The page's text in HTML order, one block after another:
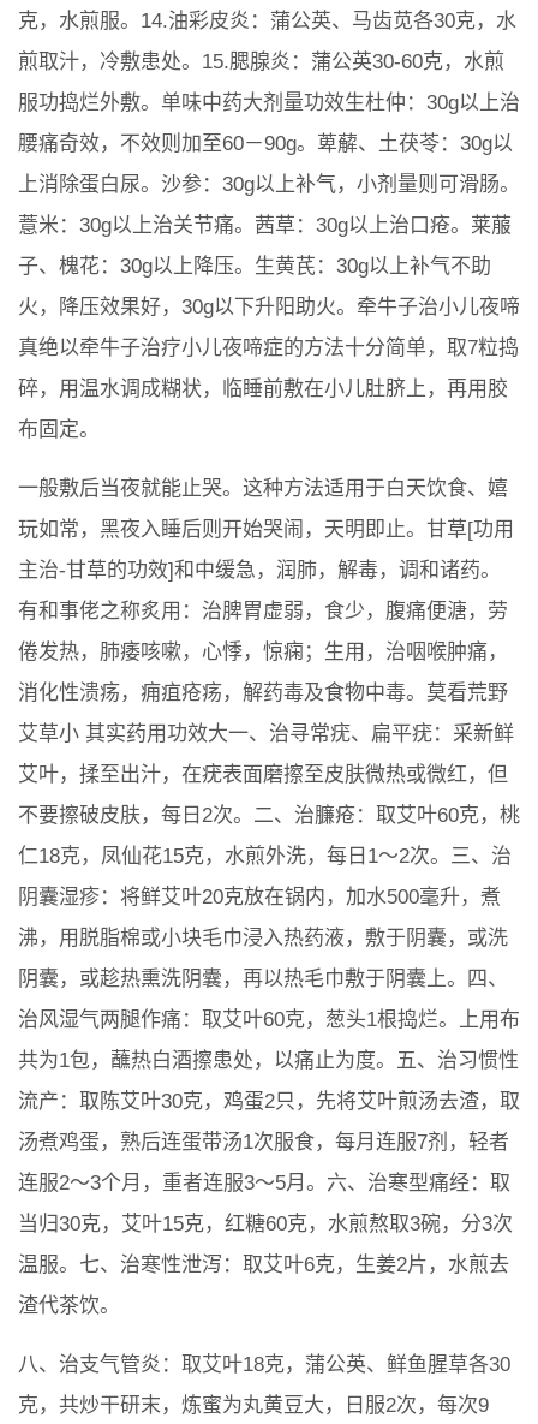
克，水煎服。14.油彩皮炎：蒲公英、马齿苋各30克，水
煎取汁，冷敷患处。15.腮腺炎：蒲公英30-60克，水煎
服功捣烂外敷。单味中药大剂量功效生杜仲：30g以上治
腰痛奇效，不效则加至60－90g。萆薢、土茯苓：30g以
上消除蛋白尿。沙参：30g以上补气，小剂量则可滑肠。
薏米：30g以上治关节痛。茜草：30g以上治口疮。莱菔
子、槐花：30g以上降压。生黄芪：30g以上补气不助
火，降压效果好，30g以下升阳助火。牵牛子治小儿夜啼
真绝以牵牛子治疗小儿夜啼症的方法十分简单，取7粒捣
碎，用温水调成糊状，临睡前敷在小儿肚脐上，再用胶
布固定。
一般敷后当夜就能止哭。这种方法适用于白天饮食、嬉
玩如常，黑夜入睡后则开始哭闹，天明即止。甘草[功用
主治-甘草的功效]和中缓急，润肺，解毒，调和诸药。
有和事佬之称炙用：治脾胃虚弱，食少，腹痛便溏，劳
倦发热，肺痿咳嗽，心悸，惊痫；生用，治咽喉肿痛，
消化性溃疡，痈疽疮疡，解药毒及食物中毒。莫看荒野
艾草小 其实药用功效大一、治寻常疣、扁平疣：采新鲜
艾叶，揉至出汁，在疣表面磨擦至皮肤微热或微红，但
不要擦破皮肤，每日2次。二、治臁疮：取艾叶60克，桃
仁18克，凤仙花15克，水煎外洗，每日1～2次。三、治
阴囊湿疹：将鲜艾叶20克放在锅内，加水500毫升，煮
沸，用脱脂棉或小块毛巾浸入热药液，敷于阴囊，或洗
阴囊，或趁热熏洗阴囊，再以热毛巾敷于阴囊上。四、
治风湿气两腿作痛：取艾叶60克，葱头1根捣烂。上用布
共为1包，蘸热白酒擦患处，以痛止为度。五、治习惯性
流产：取陈艾叶30克，鸡蛋2只，先将艾叶煎汤去渣，取
汤煮鸡蛋，熟后连蛋带汤1次服食，每月连服7剂，轻者
连服2～3个月，重者连服3～5月。六、治寒型痛经：取
当归30克，艾叶15克，红糖60克，水煎熬取3碗，分3次
温服。七、治寒性泄泻：取艾叶6克，生姜2片，水煎去
渣代茶饮。
八、治支气管炎：取艾叶18克，蒲公英、鲜鱼腥草各30
克，共炒干研末，炼蜜为丸黄豆大，日服2次，每次9